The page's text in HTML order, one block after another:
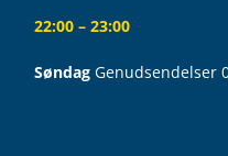
22:00 – 23:00
Søndag Genudsendelser